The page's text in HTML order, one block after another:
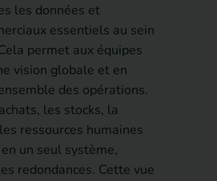
les données et
essentiels au sein
permet aux équipes
vision globale et en
des opérations.
les stocks, la
ressources humaines
un seul système,
redondances. Cette vue